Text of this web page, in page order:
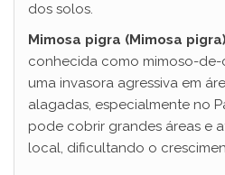
dos solos.
Mimosa pigra (Mimosa
conhecida como mimoso-de-
uma invasora agressiva em
alagadas, especialmente no
pode cobrir grandes áreas e
local, dificultando o